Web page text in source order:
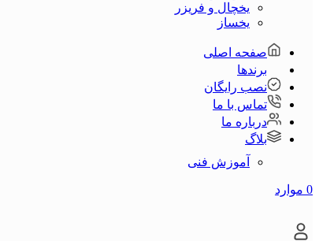
یخچال و فریزر
یخساز
صفحه اصلی
برندها
نصب رایگان
تماس با ما
درباره ما
بلاگ
آموزش فنی
0 موارد